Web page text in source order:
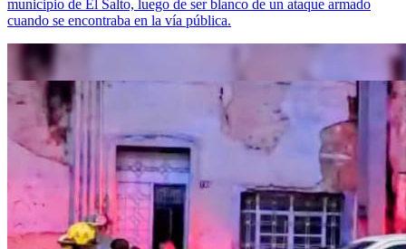
municipio de El Salto, luego de ser blanco de un ataque armado
cuando se encontraba en la vía pública.